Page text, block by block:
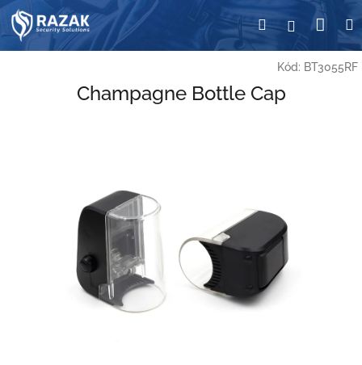
Přejít
na
obsah
HledatPřihlášení
Kód: BT3055RF
Champagne Bottle Cap